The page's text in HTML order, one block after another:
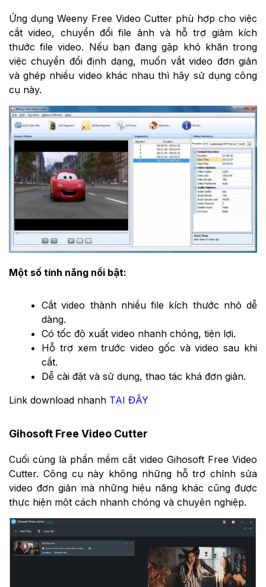
Ứng dụng Weeny Free Video Cutter phù hợp cho việc
cắt video, chuyển đổi file ảnh và hỗ trợ giảm kích
thước file video. Nếu bạn đang gặp khó khăn trong
việc chuyển đổi định dạng, muốn vắt video đơn giản
và ghép nhiều video khác nhau thì hãy sử dụng công
cụ này.
Một số tính năng nổi bật:
Cắt video thành nhiều file kích thước nhỏ dễ
dàng.
Có tốc độ xuất video nhanh chóng, tiện lợi.
Hỗ trợ xem trước video gốc và video sau khi
cắt.
Dễ cài đặt và sử dụng, thao tác khá đơn giản.
Link download nhanh TẠI ĐÂY
Gihosoft Free Video Cutter
Cuối cùng là phần mềm cắt video Gihosoft Free Video
Cutter. Công cụ này không những hỗ trợ chỉnh sửa
video đơn giản mà những hiệu năng khác cũng được
thực hiện một cách nhanh chóng và chuyên nghiệp.